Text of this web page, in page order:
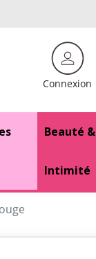
Connexion
Beauté &
Intimité